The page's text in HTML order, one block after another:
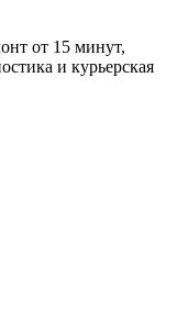
от 15 минут,
и курьерская